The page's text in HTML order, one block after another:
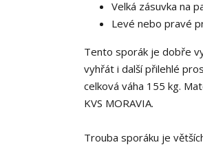
Velká zásuvka na
Levé nebo pravé
Tento sporák je dobře
vyhřát i další přilehlé
celková váha 155 kg.
KVS MORAVIA.
Trouba sporáku je